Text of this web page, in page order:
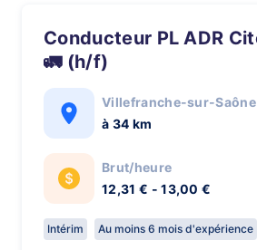
Conducteur PL ADR Citerne (H/F)
🚛 (h/f)
Villefranche-sur-Saône
à 34 km
Brut/heure
12,31 € - 13,00 €
Intérim Au moins 6 mois d'expérience